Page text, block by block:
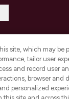
54 80538
site, which may
tailor user
and record user
browser
personalized